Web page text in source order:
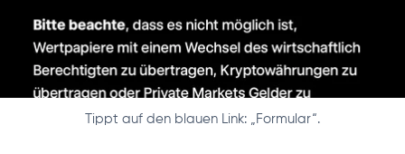
Tippt auf den blauen Link: „Formular“.